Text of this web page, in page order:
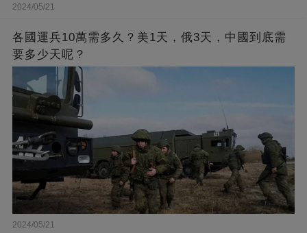
2024/05/21
各國運兵10萬需多久？美1天，俄3天，中國到底需
要多少天呢？
2024/05/21